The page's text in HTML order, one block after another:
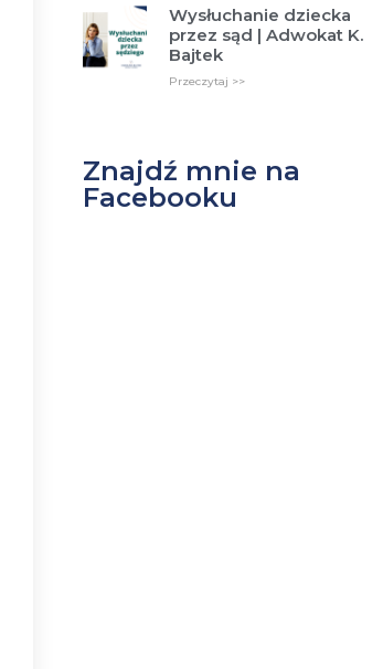
Wysłuchanie dziecka
przez sąd | Adwokat K.
Bajtek
Przeczytaj >>
Znajdź mnie na
Facebooku